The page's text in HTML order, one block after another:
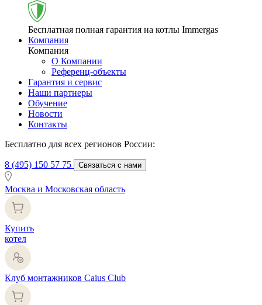
Бесплатная полная гарантия на котлы Immergas
Компания
Компания
О Компании
Референц-объекты
Гарантия и сервис
Наши партнеры
Обучение
Новости
Контакты
Бесплатно для всех регионов России:
8 (495) 150 57 75 Связаться с нами
Москва и Московская область
Купить
котел
Клуб монтажников Caius Club